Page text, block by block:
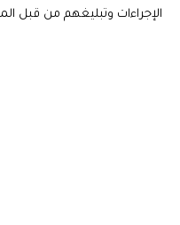
‏الإجراءات وتبليغهم من قبل